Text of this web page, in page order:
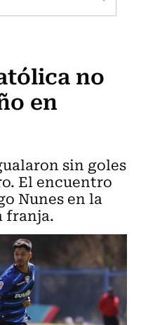
no
en
sin goles
El encuentro
Nunes en la
franja.